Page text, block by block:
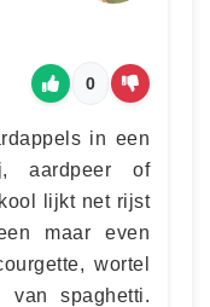
0
in een
aardpeer of
lijkt net rijst
maar even
wortel
van spaghetti.